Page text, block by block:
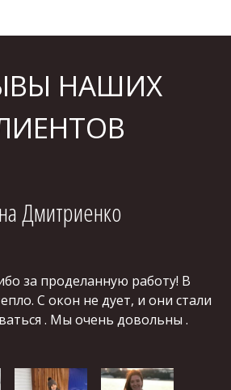
НАШИХ
за проделанную работу! В
С окон не дует, и они стали
. Мы очень довольны .
Дмитриенко